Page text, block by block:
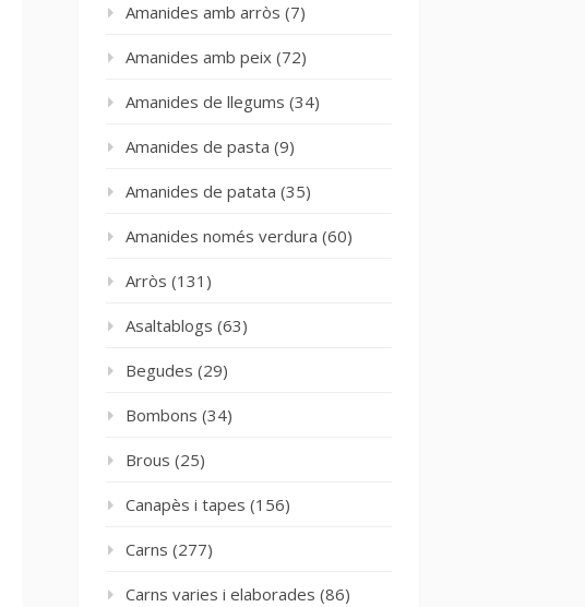
Amanides amb arròs (7)
Amanides amb peix (72)
Amanides de llegums (34)
Amanides de pasta (9)
Amanides de patata (35)
Amanides només verdura (60)
Arròs (131)
Asaltablogs (63)
Begudes (29)
Bombons (34)
Brous (25)
Canapès i tapes (156)
Carns (277)
Carns varies i elaborades (86)